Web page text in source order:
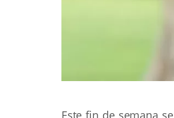
Este fin de semana